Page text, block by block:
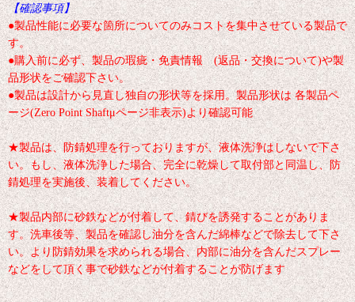
【確認事項】
●製品性能に必要な箇所についてのみコストを集中させている製品で
す。
●購入前に必ず、製品の瑕疵・免責情報 (返品・交換について)や製
品形状をご確認下さい。
●製品は設計から見直し独自の形状等を採用。製品形状は 各製品ペ
ージ(Zero Point Shaftμページ非表示)より確認可能
★製品は、防錆処理を行っておりますが、液体洗浄はしないで下さ
い。もし、液体洗浄した場合、完全に乾燥して取付部と同温し、防
錆処理を実施後、装着してください。
★製品内部に砂鉄などが付着して、錆びを誘発することがありま
す。洗車後等、製品を確認し油分を含んだ綿棒などで除去して下さ
い。より防錆効果を求められる場合、内部に油分を含んだスプレー
などをして頂く事で砂鉄などが付着することが防げます